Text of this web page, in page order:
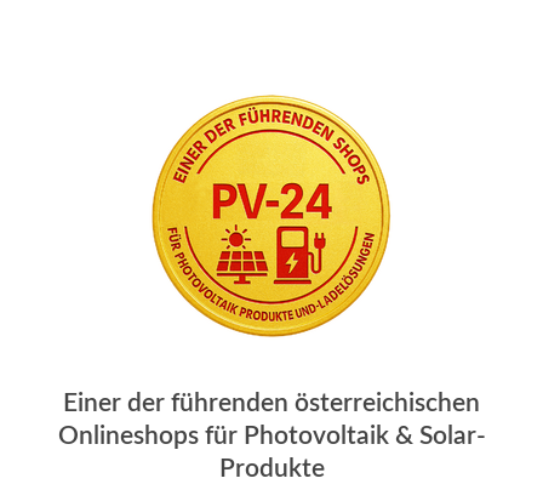
Einer der führenden österreichischen
Onlineshops für Photovoltaik & Solar-
Produkte